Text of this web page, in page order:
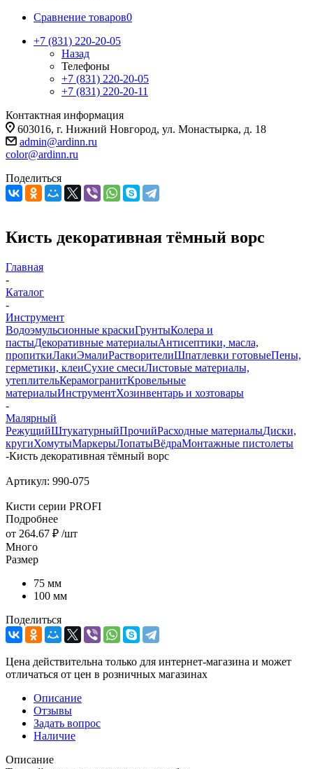
Сравнение товаров0
+7 (831) 220-20-05
Назад
Телефоны
+7 (831) 220-20-05
+7 (831) 220-20-11
Контактная информация
603016, г. Нижний Новгород, ул. Монастырка, д. 18
admin@ardinn.ru
color@ardinn.ru
Поделиться
Кисть декоративная тёмный ворс
Главная
-
Каталог
-
Инструмент
Водоэмульсионные краскиГрунтыКолера и
пастыДекоративные материалыАнтисептики, масла,
пропиткиЛакиЭмалиРастворителиШпатлевки готовыеПены,
герметики, клеиСухие смесиЛистовые материалы,
утеплительКерамогранитКровельные
материалыИнструментХозинвентарь и хозтовары
-
Малярный
РежущийШтукатурныйПрочийРасходные материалыДиски,
кругиХомутыМаркерыЛопатыВёдраМонтажные пистолеты
-Кисть декоративная тёмный ворс
Артикул: 990-075
Кисти серии PROFI
Подробнее
от 264.67 ₽ /шт
Много
Размер
75 мм
100 мм
Поделиться
Цена действительна только для интернет-магазина и может
отличаться от цен в розничных магазинах
Описание
Отзывы
Задать вопрос
Наличие
Описание